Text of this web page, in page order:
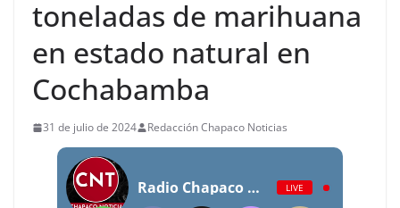
toneladas de marihuana
en estado natural en
Cochabamba
31 de julio de 2024 Redacción Chapaco Noticias
Radio Chapaco Noticias Las 24 horas en vivo LIVE